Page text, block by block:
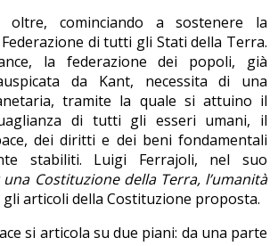
cominciando a sostenere la
di tutti gli Stati della Terra.
la federazione dei popoli, già
da Kant, necessita di una
tramite la quale si attuino il
di tutti gli esseri umani, il
dei diritti e dei beni fondamentali
stabiliti. Luigi Ferrajoli, nel suo
una Costituzione della Terra, l’umanità
articoli della Costituzione proposta.
si articola su due piani: da una parte